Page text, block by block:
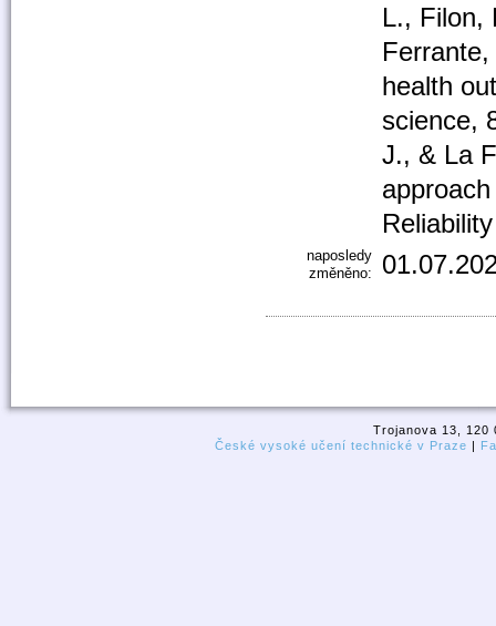
L., Filon,
health
science,
J., & La
naposledy
změněno:
Trojanova 13, 120
České vysoké učení technické v Praze